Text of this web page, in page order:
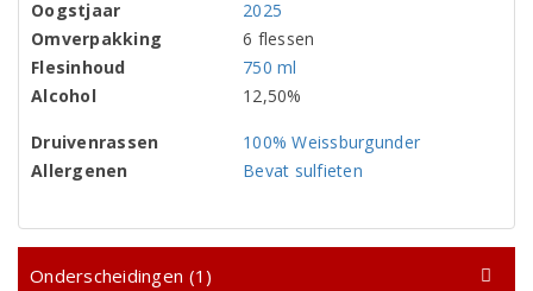
Oogstjaar
2025
Omverpakking
6 flessen
Flesinhoud
750 ml
Alcohol
12,50%
Druivenrassen
100% Weissburgunder
Allergenen
Bevat sulfieten
Onderscheidingen (1)